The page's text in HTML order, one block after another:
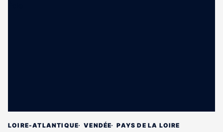
LOIRE-ATLANTIQUE VENDÉE PAYS DE LA LOIRE